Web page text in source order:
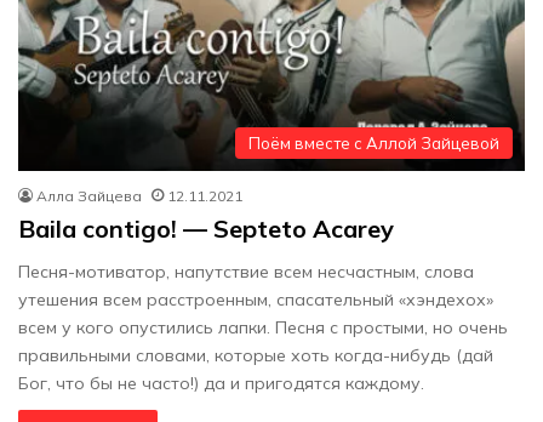
Поём вместе с Аллой Зайцевой
Алла Зайцева 12.11.2021
Baila contigo! — Septeto Acarey
Песня-мотиватор, напутствие всем несчастным, слова
утешения всем расстроенным, спасательный «хэндехох»
всем у кого опустились лапки. Песня с простыми, но очень
правильными словами, которые хоть когда-нибудь (дай
Бог, что бы не часто!) да и пригодятся каждому.